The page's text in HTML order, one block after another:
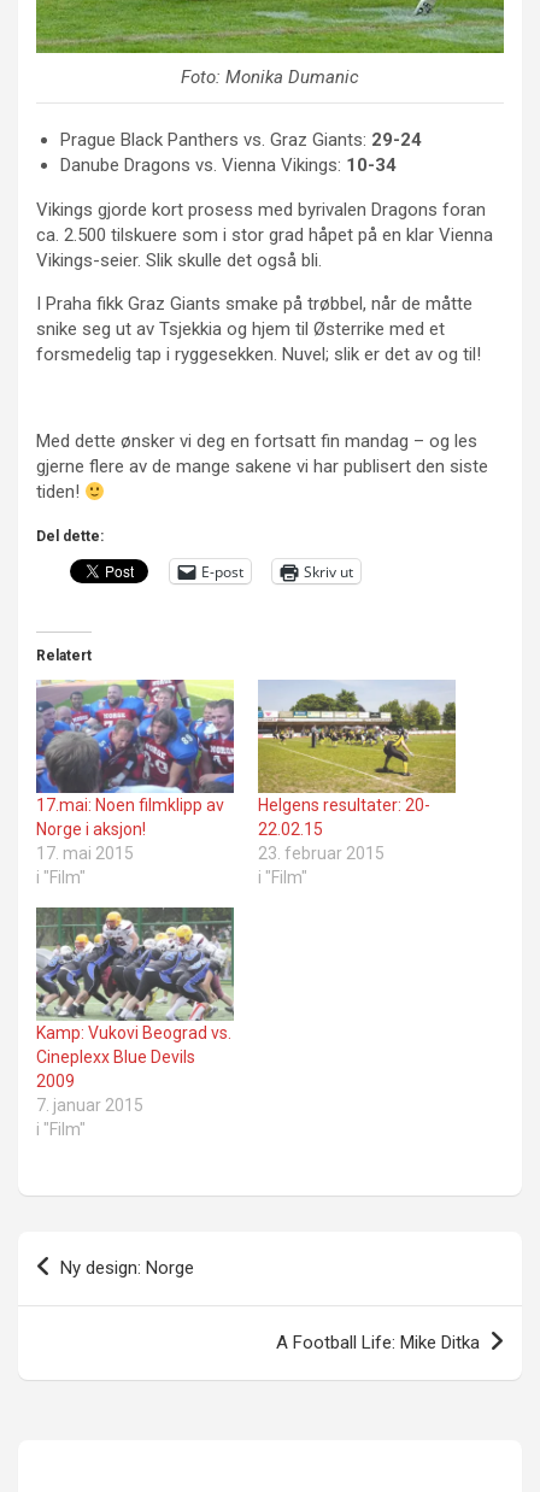
Foto: Monika Dumanic
Prague Black Panthers vs. Graz Giants: 29-24
Danube Dragons vs. Vienna Vikings: 10-34
Vikings gjorde kort prosess med byrivalen Dragons foran
ca. 2.500 tilskuere som i stor grad håpet på en klar Vienna
Vikings-seier. Slik skulle det også bli.
I Praha fikk Graz Giants smake på trøbbel, når de måtte
snike seg ut av Tsjekkia og hjem til Østerrike med et
forsmedelig tap i ryggesekken. Nuvel; slik er det av og til!
Med dette ønsker vi deg en fortsatt fin mandag – og les
gjerne flere av de mange sakene vi har publisert den siste
tiden!
Del dette:
E-post Skriv ut
Relatert
17.mai: Noen filmklipp av
Norge i aksjon!
17. mai 2015
i "Film"
Helgens resultater: 20-
22.02.15
23. februar 2015
i "Film"
Kamp: Vukovi Beograd vs.
Cineplexx Blue Devils
2009
7. januar 2015
i "Film"
Innleggsnavigasjon
Ny design: Norge
A Football Life: Mike Ditka